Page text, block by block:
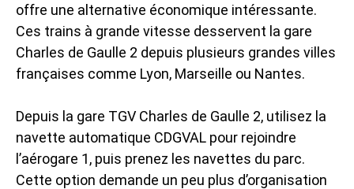
offre une alternative économique intéressante.
Ces trains à grande vitesse desservent la gare
Charles de Gaulle 2 depuis plusieurs grandes villes
françaises comme Lyon, Marseille ou Nantes.
Depuis la gare TGV Charles de Gaulle 2, utilisez la
navette automatique CDGVAL pour rejoindre
l’aérogare 1, puis prenez les navettes du parc.
Cette option demande un peu plus d’organisation